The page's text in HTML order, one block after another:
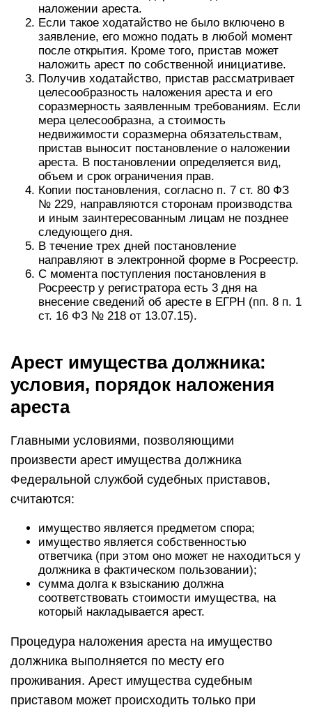
наложении ареста.
Если такое ходатайство не было включено в
заявление, его можно подать в любой момент
после открытия. Кроме того, пристав может
наложить арест по собственной инициативе.
Получив ходатайство, пристав рассматривает
целесообразность наложения ареста и его
соразмерность заявленным требованиям. Если
мера целесообразна, а стоимость
недвижимости соразмерна обязательствам,
пристав выносит постановление о наложении
ареста. В постановлении определяется вид,
объем и срок ограничения прав.
Копии постановления, согласно п. 7 ст. 80 ФЗ
№ 229, направляются сторонам производства
и иным заинтересованным лицам не позднее
следующего дня.
В течение трех дней постановление
направляют в электронной форме в Росреестр.
С момента поступления постановления в
Росреестр у регистратора есть 3 дня на
внесение сведений об аресте в ЕГРН (пп. 8 п. 1
ст. 16 ФЗ № 218 от 13.07.15).
Арест имущества должника:
условия, порядок наложения
ареста
Главными условиями, позволяющими
произвести арест имущества должника
Федеральной службой судебных приставов,
считаются:
имущество является предметом спора;
имущество является собственностью
ответчика (при этом оно может не находиться у
должника в фактическом пользовании);
сумма долга к взысканию должна
соответствовать стоимости имущества, на
который накладывается арест.
Процедура наложения ареста на имущество
должника выполняется по месту его
проживания. Арест имущества судебным
приставом может происходить только при